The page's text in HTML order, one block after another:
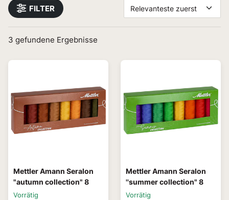
FILTER Relevanteste zuerst
3 gefundene Ergebnisse
Mettler Amann Seralon
"autumn collection" 8
Vorrätig
Mettler Amann Seralon
''summer collection" 8
Vorrätig